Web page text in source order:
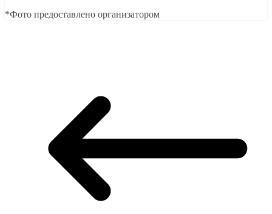
*Фото предоставлено организатором